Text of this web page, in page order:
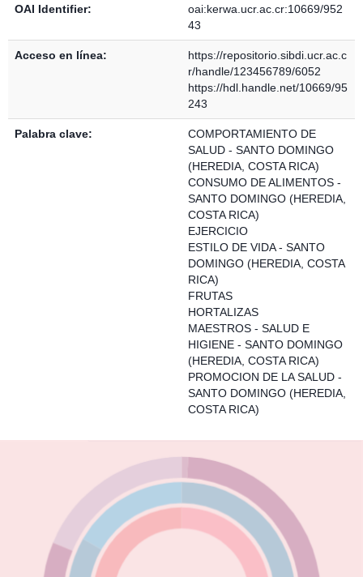
OAI Identifier:
oai:kerwa.ucr.ac.cr:10669/952
43
Acceso en línea:
https://repositorio.sibdi.ucr.ac.c
r/handle/123456789/6052
https://hdl.handle.net/10669/95
243
Palabra clave:
COMPORTAMIENTO DE
SALUD - SANTO DOMINGO
(HEREDIA, COSTA RICA)
CONSUMO DE ALIMENTOS -
SANTO DOMINGO (HEREDIA,
COSTA RICA)
EJERCICIO
ESTILO DE VIDA - SANTO
DOMINGO (HEREDIA, COSTA
RICA)
FRUTAS
HORTALIZAS
MAESTROS - SALUD E
HIGIENE - SANTO DOMINGO
(HEREDIA, COSTA RICA)
PROMOCION DE LA SALUD -
SANTO DOMINGO (HEREDIA,
COSTA RICA)